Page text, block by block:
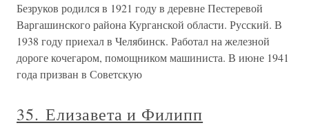
Безруков родился в 1921 году в деревне Пестеревой
Варгашинского района Курганской области. Русский. В
1938 году приехал в Челябинск. Работал на железной
дороге кочегаром, помощником машиниста. В июне 1941
года призван в Советскую
35. Елизавета и Филипп